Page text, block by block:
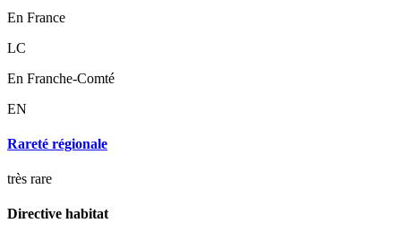
En France
LC
En Franche-Comté
EN
Rareté régionale
très rare
Directive habitat